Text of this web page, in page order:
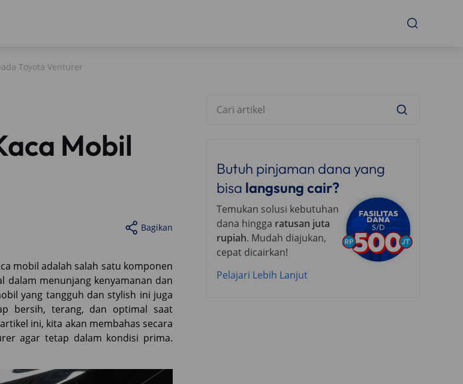
Toyota Venturer
Mobil
Bagikan
mobil adalah salah satu komponen
dalam menunjang kenyamanan dan
yang tangguh dan stylish ini juga
bersih, terang, dan optimal saat
ini, kita akan membahas secara
agar tetap dalam kondisi prima.
Butuh pinjaman dana yang
bisa langsung cair?
Temukan solusi kebutuhan
dana hingga ratusan juta
rupiah. Mudah diajukan,
cepat dicairkan!
Pelajari Lebih Lanjut